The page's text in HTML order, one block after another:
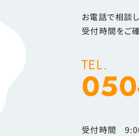
お電話で相談
受付時間をご
TEL.
受付時間 9:00